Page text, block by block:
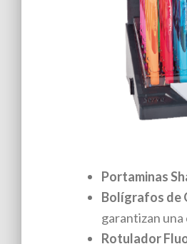
Portaminas
Bolígrafos de
garantizan una
Rotulador